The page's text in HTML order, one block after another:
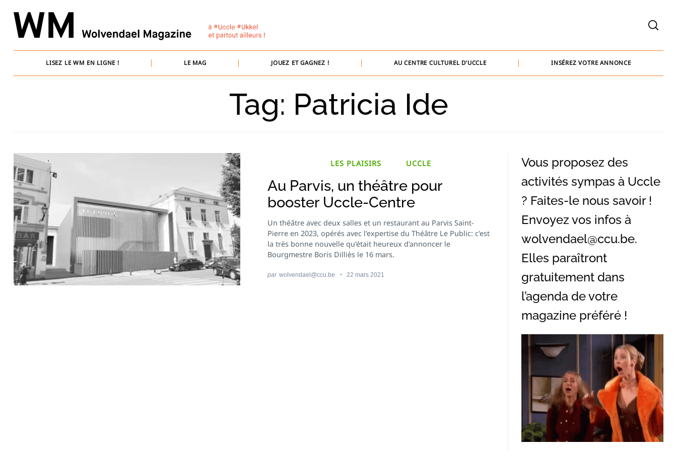
content
LISEZ LE WM EN LIGNE ! LE MAG JOUEZ ET GAGNEZ ! AU CENTRE CULTUREL D’UCCLE INSÉREZ VOTRE ANNONCE
bernard@baammedia.be
jennifer@baammedia.be
Tag: Patricia Ide
LES PLAISIRS UCCLE
Au Parvis, un théâtre pour
booster Uccle-Centre
Un théâtre avec deux salles et un restaurant au Parvis Saint-
Pierre en 2023, opérés avec l'expertise du Théâtre Le Public: c'est
la très bonne nouvelle qu'était heureux d'annoncer le
Bourgmestre Boris Dilliès le 16 mars.
par wolvendael@ccu.be 22 mars 2021
Vous proposez des
activités sympas à Uccle
? Faites-le nous savoir !
Envoyez vos infos à
wolvendael@ccu.be.
Elles paraîtront
gratuitement dans
l’agenda de votre
magazine préféré !
Recherche
pour
: